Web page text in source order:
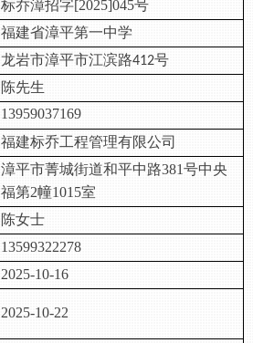
标乔漳招字[2025]045号
福建省漳平第一中学
龙岩市漳平市江滨路412号
陈先生
13959037169
福建标乔工程管理有限公司
漳平市菁城街道和平中路381号中央
福第2幢1015室
陈女士
13599322278
2025-10-16
2025-10-22